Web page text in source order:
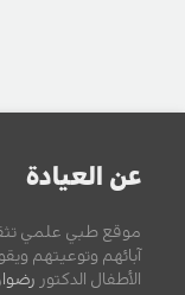
عن العيادة
موقع طبي علمي
آبائهم وتوعيتهم
الأطفال الدكتور